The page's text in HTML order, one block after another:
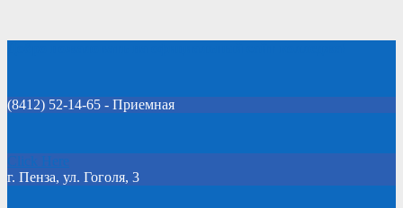
(8412) 52-14-65 - Приемная
Click Here
г. Пенза, ул. Гоголя, 3